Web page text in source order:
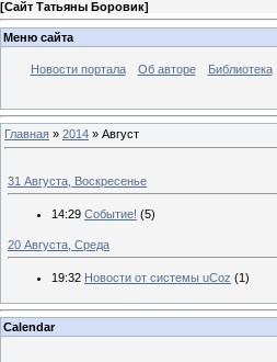
[Сайт Татьяны Боровик]
Меню сайта
Новости портала Об авторе Библиотека
Главная » 2014 » Август
31 Августа, Воскресенье
14:29 Событие! (5)
20 Августа, Среда
19:32 Новости от системы uCoz (1)
Calendar